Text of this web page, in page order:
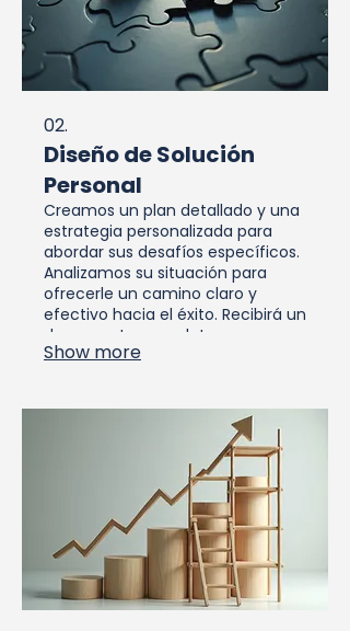
02.
Diseño de Solución
Personal
Creamos un plan detallado y una
estrategia personalizada para
abordar sus desafíos específicos.
Analizamos su situación para
ofrecerle un camino claro y
efectivo hacia el éxito. Recibirá un
documento completo con pasos
accionables y recomendaciones
Show more